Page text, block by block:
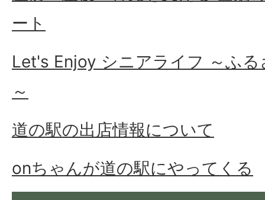
ート
Let's Enjoy シニアライフ ～ふ
～
道の駅の出店情報について
onちゃんが道の駅にやってくる